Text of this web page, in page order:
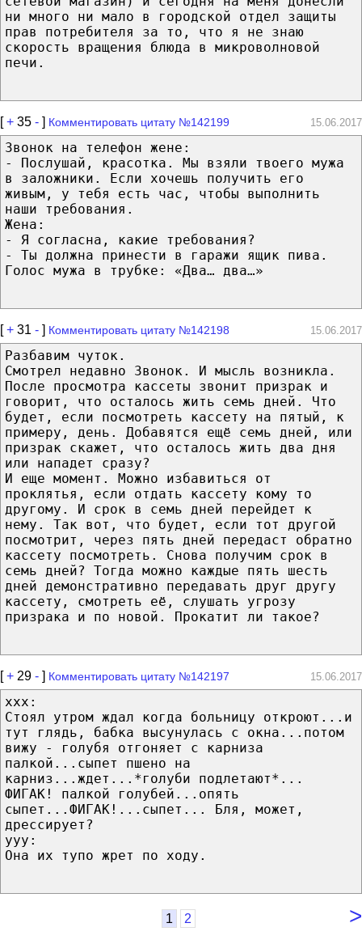
ни много ни мало в городской отдел защиты
прав потребителя за то, что я не знаю
скорость вращения блюда в микроволновой
печи.
[+ 35 - ] Комментировать цитату №142199 15.06.2017
Звонок на телефон жене:
- Послушай, красотка. Мы взяли твоего мужа
в заложники. Если хочешь получить его
живым, у тебя есть час, чтобы выполнить
наши требования.
Жена:
- Я согласна, какие требования?
- Ты должна принести в гаражи ящик пива.
Голос мужа в трубке: «Два… два…»
[+ 31 - ] Комментировать цитату №142198 15.06.2017
Разбавим чуток.
Смотрел недавно Звонок. И мысль возникла.
После просмотра кассеты звонит призрак и
говорит, что осталось жить семь дней. Что
будет, если посмотреть кассету на пятый, к
примеру, день. Добавятся ещё семь дней, или
призрак скажет, что осталось жить два дня
или нападет сразу?
И еще момент. Можно избавиться от
проклятья, если отдать кассету кому то
другому. И срок в семь дней перейдет к
нему. Так вот, что будет, если тот другой
посмотрит, через пять дней передаст обратно
кассету посмотреть. Снова получим срок в
семь дней? Тогда можно каждые пять шесть
дней демонстративно передавать друг другу
кассету, смотреть её, слушать угрозу
призрака и по новой. Прокатит ли такое?
[+ 29 - ] Комментировать цитату №142197 15.06.2017
ххх:
Стоял утром ждал когда больницу откроют...и
тут глядь, бабка высунулась с окна...потом
вижу - голубя отгоняет с карниза
палкой...сыпет пшено на
карниз...ждет...*голуби подлетают*...
ФИГАК! палкой голубей...опять
сыпет...ФИГАК!...сыпет... Бля, может,
дрессирует?
ууу:
Она их тупо жрет по ходу.
>
1 2